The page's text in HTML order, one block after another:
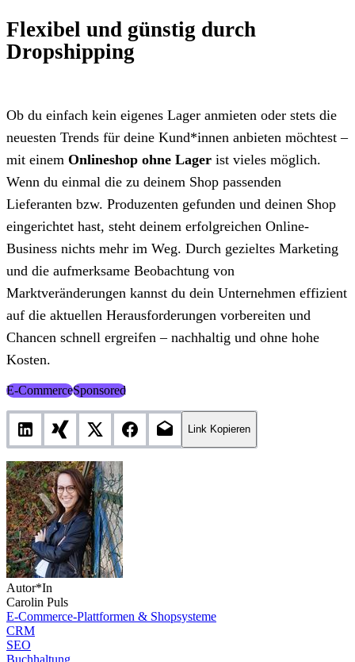
Flexibel und günstig durch
Dropshipping
Ob du einfach kein eigenes Lager anmieten oder stets die
neuesten Trends für deine Kund*innen anbieten möchtest –
mit einem Onlineshop ohne Lager ist vieles möglich.
Wenn du einmal die zu deinem Shop passenden
Lieferanten bzw. Produzenten gefunden und deinen Shop
eingerichtet hast, steht deinem erfolgreichen Online-
Business nichts mehr im Weg. Durch gezieltes Marketing
und die aufmerksame Beobachtung von
Marktveränderungen kannst du dein Unternehmen effizient
auf die aktuellen Herausforderungen vorbereiten und
Chancen schnell ergreifen – nachhaltig und ohne hohe
Kosten.
E-CommerceSponsored
Link Kopieren
Autor*In
Carolin Puls
E-Commerce-Plattformen & Shopsysteme
CRM
SEO
Buchhaltung